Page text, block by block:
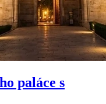
paláce s